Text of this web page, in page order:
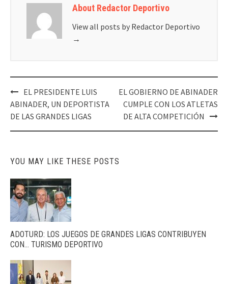
About Redactor Deportivo
View all posts by Redactor Deportivo
→
Post
navigation
EL PRESIDENTE LUIS
ABINADER, UN DEPORTISTA
DE LAS GRANDES LIGAS
EL GOBIERNO DE ABINADER
CUMPLE CON LOS ATLETAS
DE ALTA COMPETICIÓN
YOU MAY LIKE THESE POSTS
ADOTURD: LOS JUEGOS DE GRANDES LIGAS CONTRIBUYEN
CON… TURISMO DEPORTIVO